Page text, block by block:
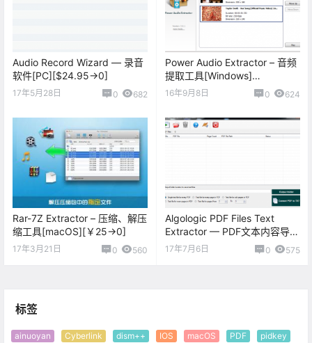
Audio Record Wizard — 录音
软件[PC][$24.95→0]
17年5月28日 0 682
Power Audio Extractor – 音频
提取工具[Windows]
[$29.95→0]
16年9月8日 0 624
Rar-7Z Extractor – 压缩、解压
缩工具[macOS][￥25→0]
17年3月21日 0 560
Algologic PDF Files Text
Extractor — PDF文本内容导出
工具[PC][$15→0]
17年7月6日 0 575
标签
ainuoyan Cyberlink dism++ IOS macOS PDF
pidkey